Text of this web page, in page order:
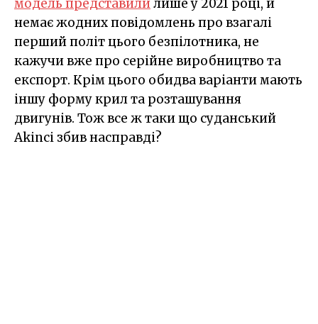
модель представилилише у 2021 році, й
немає жодних повідомлень про взагалі
перший політ цього безпілотника, не
кажучи вже про серійне виробництво та
експорт. Крім цього обидва варіанти мають
іншу форму крил та розташування
двигунів. Тож все ж таки що суданський
Akinci збив насправді?